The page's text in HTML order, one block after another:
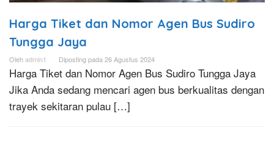
Harga Tiket dan Nomor Agen Bus Sudiro
Tungga Jaya
Olehadmin1 Diposting pada26 Agustus 2024
Harga Tiket dan Nomor Agen Bus Sudiro Tungga Jaya
Jika Anda sedang mencari agen bus berkualitas dengan
trayek sekitaran pulau […]